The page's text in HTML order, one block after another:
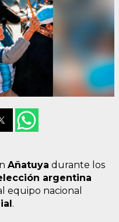
Añatuya durante los
argentina
equipo nacional
.